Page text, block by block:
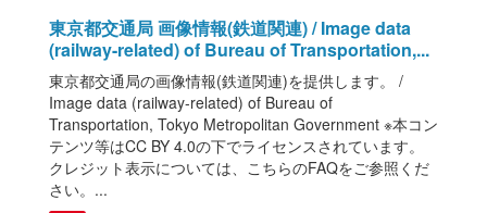
東京都交通局 画像情報(鉄道関連) / Image data
(railway-related) of Bureau of Transportation,...
東京都交通局の画像情報(鉄道関連)を提供します。 /
Image data (railway-related) of Bureau of
Transportation, Tokyo Metropolitan Government ※本コン
テンツ等はCC BY 4.0の下でライセンスされています。
クレジット表示については、こちらのFAQをご参照くだ
さい。...